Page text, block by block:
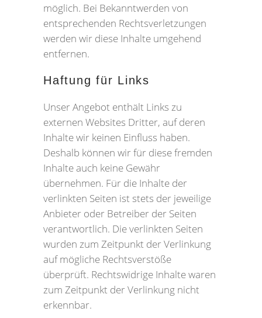
möglich. Bei Bekanntwerden von
entsprechenden Rechtsverletzungen
werden wir diese Inhalte umgehend
entfernen.
Haftung für Links
Unser Angebot enthält Links zu
externen Websites Dritter, auf deren
Inhalte wir keinen Einfluss haben.
Deshalb können wir für diese fremden
Inhalte auch keine Gewähr
übernehmen. Für die Inhalte der
verlinkten Seiten ist stets der jeweilige
Anbieter oder Betreiber der Seiten
verantwortlich. Die verlinkten Seiten
wurden zum Zeitpunkt der Verlinkung
auf mögliche Rechtsverstöße
überprüft. Rechtswidrige Inhalte waren
zum Zeitpunkt der Verlinkung nicht
erkennbar.